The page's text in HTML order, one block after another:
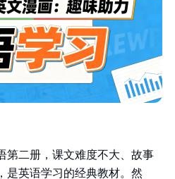
第二册，课文难度不大、故事
是英语学习的经典教材。然